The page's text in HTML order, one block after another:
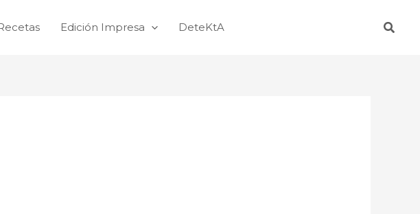
Edición Impresa DeteKtA